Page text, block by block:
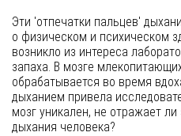
Эти 'отпечатки пальцев'
о физическом и психическом
возникло из интереса
запаха. В мозге
обрабатывается во время
дыханием привела
мозг уникален, не отражает ли
дыхания человека?